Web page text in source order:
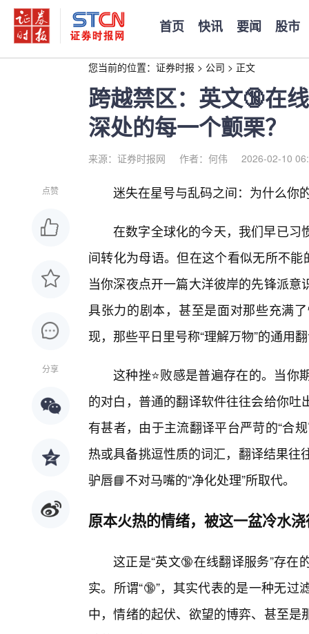
首页 快讯 要闻 股市
您当前的位置： 证券时报 > 公司 > 正文
跨越禁区：英文🔞在
深处的每一个颤栗？
来源：证券时报网 作者：何伟 2026-02-10
点赞
分享
迷失在星号与乱码之间：为什么你
在数字全球化的今天，我们早已习
间转化为母语。但在这个看似无所不
当你深夜点开一篇大洋彼岸的先锋派
具张力的剧本，甚至是面对那些充满
现，那些平日里号称“理解万物”的通用
这种挫⭐败感是普遍存在的。当你
的对白，普通的翻译软件往往会给你
有甚者，由于主流翻译平台严苛的“合
热或具备挑逗性质的词汇，翻译结果往
驴唇📘不对马嘴的“净化处理”所取代。
原本火热的情绪，被这一盆冷水
这正是“英文🔞在线翻译服务”存
实。所谓“🔞”，其实代表的是一种无
中，情绪的起伏、欲望的博弈、甚至